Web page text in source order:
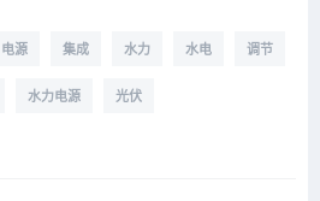
电源 集成 水力 水电 调节
水力电源 光伏